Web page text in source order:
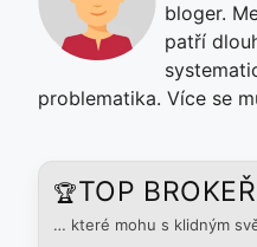
bloger.
patří
problematika. Více se
🏆TOP
… které mohu s klidným